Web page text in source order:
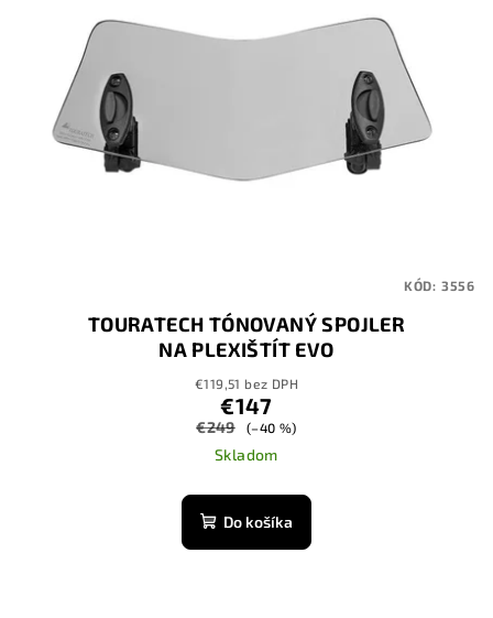
TOURATECH TÓNOVANÝ SPOJLER
NA PLEXIŠTÍT EVO
€119,51 bez DPH
€147
€249 (–40 %)
Skladom
Do košíka
KÓD: 3556